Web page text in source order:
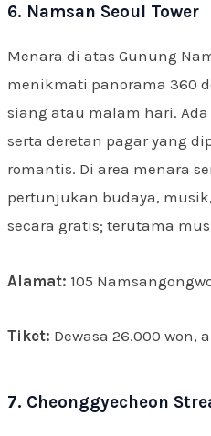
6. Namsan Seoul Tower
Menara di atas Gunung
menikmati panorama 360
siang atau malam hari.
serta deretan pagar yang
romantis. Di area menara
pertunjukan budaya,
secara gratis; terutama
Alamat: 105
Tiket: Dewasa 26.000 won,
7. Cheonggyecheon